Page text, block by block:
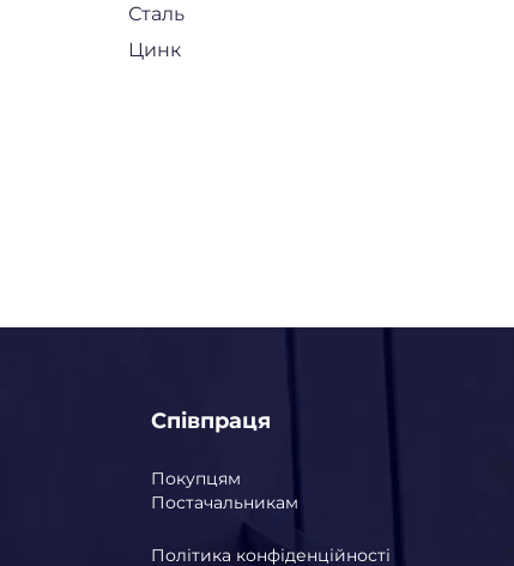
Сталь
Цинк
Співпраця
Покупцям
Постачальникам
Політика конфіденційності